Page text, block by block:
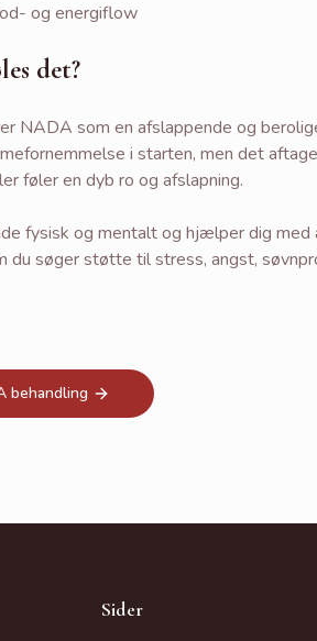
og energiflow
det?
NADA som en afslappende og
i starten, men det
føler en dyb ro og afslapning.
fysisk og mentalt og hjælper dig med
du søger støtte til stress, angst,
behandling
Sider